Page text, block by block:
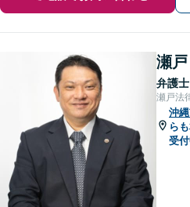
瀬
弁護士
瀬戸法
沖
ら
受